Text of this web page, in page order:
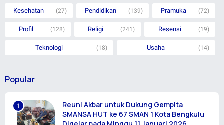
Kesehatan (27) Pendidikan (139) Pramuka (72)
Profil (128) Religi (241) Resensi (19)
Teknologi (18) Usaha (14)
Popular
Reuni Akbar untuk Dukung Gempita
SMANSA HUT ke 67 SMAN 1 Kota Bengkulu